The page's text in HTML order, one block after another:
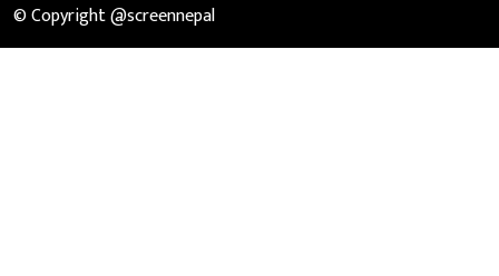
© Copyright @screennepal